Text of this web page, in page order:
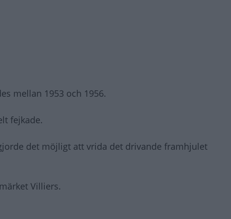
mellan 1953 och 1956.
fejkade.
det möjligt att vrida det drivande framhjulet
Villiers.